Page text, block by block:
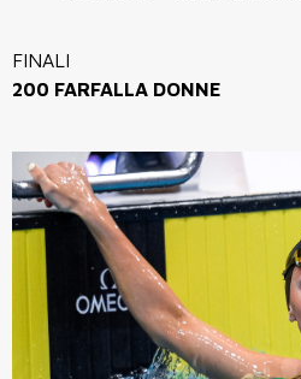
FINALI
200 FARFALLA DONNE